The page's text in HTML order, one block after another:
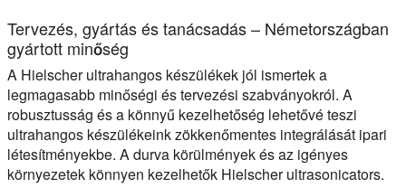
Tervezés, gyártás és tanácsadás – Németországban
gyártott minőség
A Hielscher ultrahangos készülékek jól ismertek a
legmagasabb minőségi és tervezési szabványokról. A
robusztusság és a könnyű kezelhetőség lehetővé teszi
ultrahangos készülékeink zökkenőmentes integrálását ipari
létesítményekbe. A durva körülmények és az igényes
környezetek könnyen kezelhetők Hielscher ultrasonicators.